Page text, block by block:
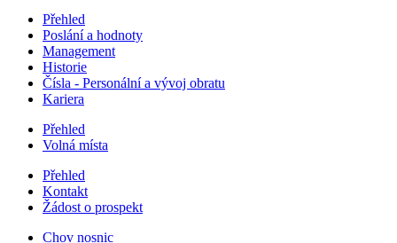
Přehled
Poslání a hodnoty
Management
Historie
Čísla - Personální a vývoj obratu
Kariera
Přehled
Volná místa
Přehled
Kontakt
Žádost o prospekt
Chov nosnic